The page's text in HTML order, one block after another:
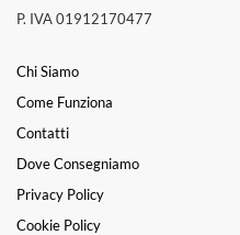
P. IVA 01912170477
Chi Siamo
Come Funziona
Contatti
Dove Consegniamo
Privacy Policy
Cookie Policy